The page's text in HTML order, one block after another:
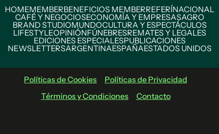
HOMEMEMBERBENEFICIOS MEMBERREFERÍNACIONAL
CAFÉ Y NEGOCIOSECONOMÍA Y EMPRESASAGRO
BRAND STUDIOMUNDOCULTURA Y ESPECTÁCULOS
LIFESTYLEOPINIÓNFÚNEBRESREMATES Y LEGALES
EDICIONES ESPECIALESPUBLICACIONES
NEWSLETTERSARGENTINAESPAÑAESTADOS UNIDOS
Políticas de Cookies
Políticas de Privacidad
Términos y Condiciones
Contacto